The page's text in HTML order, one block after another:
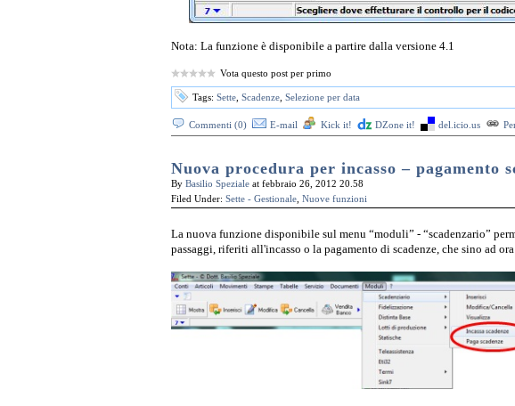
Nota: La funzione è disponibile a partire dalla versione 4.1
Vota questo post per primo
Tags: Sette Scadenze Selezione per data
Commenti (0) E-mail Kick it! DZone it! del.icio.us
Nuova procedura per incasso – pagamento
By Basilio Speziale at febbraio 26, 2012 20.58
Filed Under: Sette - Gestionale Nuove funzioni
La nuova funzione disponibile sul menu “moduli” - “scadenzario”
passaggi, riferiti all'incasso o la pagamento di scadenze, che sino ad